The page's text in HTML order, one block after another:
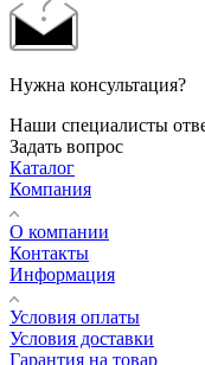
Нужна консультация?
Наши специалисты
Задать вопрос
Каталог
Компания
О компании
Контакты
Информация
Условия оплаты
Условия доставки
Гарантия на товар